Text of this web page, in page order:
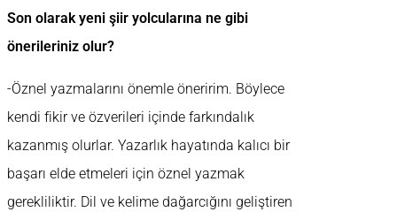
Son olarak yeni şiir yolcularına ne gibi
önerileriniz olur?
-Öznel yazmalarını önemle öneririm. Böylece
kendi fikir ve özverileri içinde farkındalık
kazanmış olurlar. Yazarlık hayatında kalıcı bir
başarı elde etmeleri için öznel yazmak
gerekliliktir. Dil ve kelime dağarcığını geliştiren